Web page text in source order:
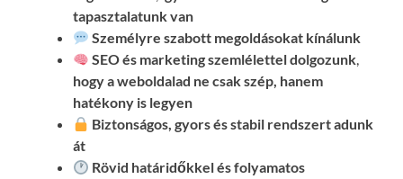
tapasztalatunk van
Személyre szabott megoldásokat kínálunk
SEO és marketing szemlélettel dolgozunk,
hogy a weboldalad ne csak szép, hanem
hatékony is legyen
Biztonságos, gyors és stabil rendszert adunk
át
Rövid határidőkkel és folyamatos